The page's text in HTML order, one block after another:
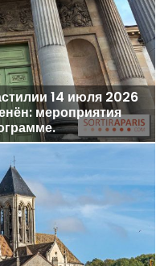
14 июля 2026
мероприятия